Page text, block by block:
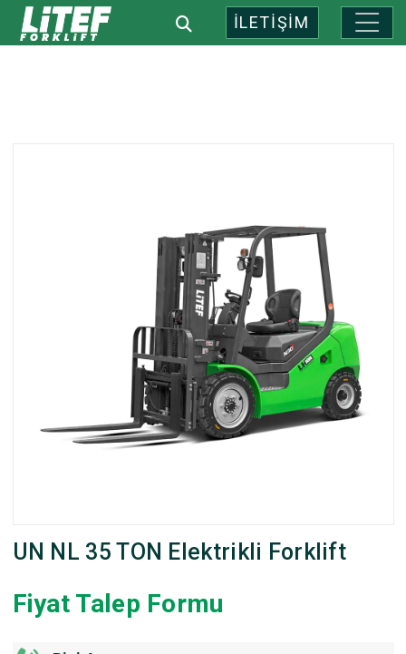
İLETİŞİM
UN NL 35 TON Elektrikli Forklift
Fiyat Talep Formu